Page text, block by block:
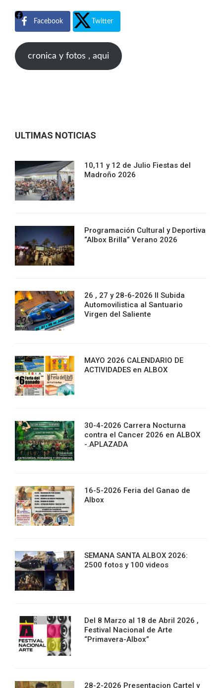
Facebook Twitter
cronica y fotos , aqui
ULTIMAS NOTICIAS
10,11 y 12 de Julio Fiestas del
Madroño 2026
Programación Cultural y Deportiva
“Albox Brilla” Verano 2026
26 , 27 y 28-6-2026 II Subida
Automovilistica al Santuario
Virgen del Saliente
MAYO 2026 CALENDARIO DE
ACTIVIDADES en ALBOX
30-4-2026 Carrera Nocturna
contra el Cancer 2026 en ALBOX
-.APLAZADA
16-5-2026 Feria del Ganao de
Albox
SEMANA SANTA ALBOX 2026:
2500 fotos y 100 videos
Del 8 Marzo al 18 de Abril 2026 ,
Festival Nacional de Arte
“Primavera-Albox”
28-2-2026 Presentacion Cartel y